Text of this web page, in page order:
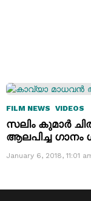
FILM NEWS VIDEOS
സലിം കുമാർ
ആലപിച്ച ഗാനം
January 6, 2018, 11:01